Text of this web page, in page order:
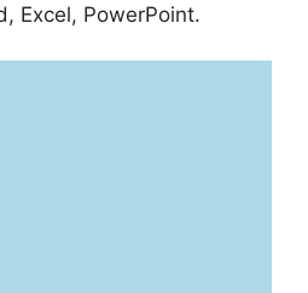
Excel, PowerPoint.